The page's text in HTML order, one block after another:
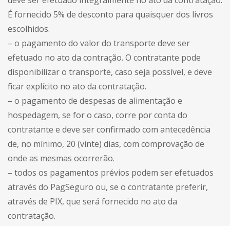
É fornecido 5% de desconto para quaisquer dos livros
escolhidos.
– o pagamento do valor do transporte deve ser
efetuado no ato da contração. O contratante pode
disponibilizar o transporte, caso seja possível, e deve
ficar explícito no ato da contratação.
– o pagamento de despesas de alimentação e
hospedagem, se for o caso, corre por conta do
contratante e deve ser confirmado com antecedência
de, no mínimo, 20 (vinte) dias, com comprovação de
onde as mesmas ocorrerão.
– todos os pagamentos prévios podem ser efetuados
através do PagSeguro ou, se o contratante preferir,
através de PIX, que será fornecido no ato da
contratação.